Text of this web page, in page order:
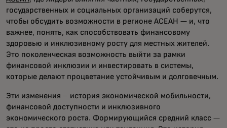
государственных и социальных организаций соберутся,
чтобы обсудить возможности в регионе АСЕАН — и, что
важнее, понять, как способствовать финансовому
здоровью и инклюзивному росту для местных жителей.
Это поколенческая возможность выйти за рамки
финансовой инклюзии и инвестировать в системы,
которые делают процветание устойчивым и долговечным.
Эти изменения – история экономической мобильности,
финансовой доступности и инклюзивного
экономического роста. Формирующийся средний класс —